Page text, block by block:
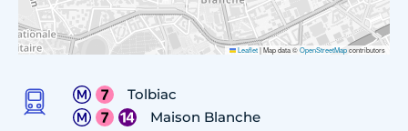
Leaflet|Map data ©OpenStreetMapcontributors
Tolbiac
Maison Blanche